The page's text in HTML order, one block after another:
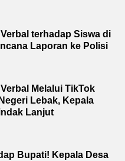
terhadap Siswa di
Laporan ke Polisi
Melalui TikTok
Lebak, Kepala
Lanjut
Bupati! Kepala Desa